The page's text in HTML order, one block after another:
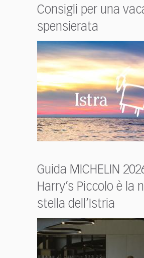
Consigli per una
spensierata
Guida MICHELIN
Harry’s Piccolo è la
stella dell’Istria